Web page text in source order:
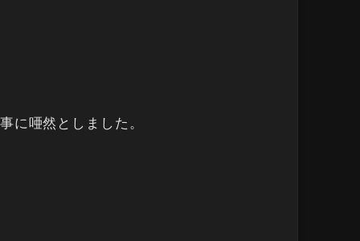
に唖然としました。